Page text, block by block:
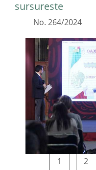
sursureste
No. 264/2024
1 2